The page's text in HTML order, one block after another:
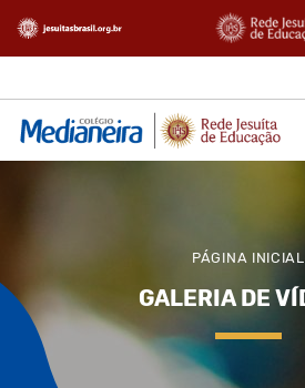
PÁGINA INICIAL
GALERIA DE